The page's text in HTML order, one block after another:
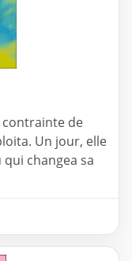
contrainte de
Un jour, elle
changea sa